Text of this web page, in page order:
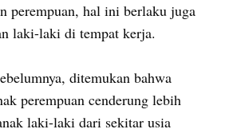
perempuan, hal ini berlaku juga
laki-laki di tempat kerja.
ditemukan bahwa
perempuan cenderung lebih
laki-laki dari sekitar usia